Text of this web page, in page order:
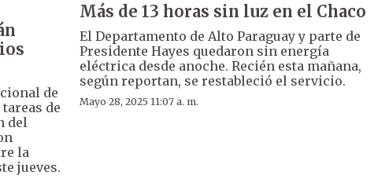
de
de
del
la
jueves.
Más de 13 horas sin luz en el Chaco
El Departamento de Alto Paraguay y parte de
Presidente Hayes quedaron sin energía
eléctrica desde anoche. Recién esta mañana,
según reportan, se restableció el servicio.
Mayo 28, 2025 11:07 a. m.